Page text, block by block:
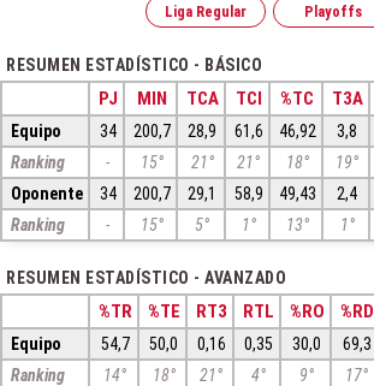
Liga Regular Playoffs
RESUMEN ESTADÍSTICO - BÁSICO
PJ MIN TCA TCI %TC T3A
Equipo 34 200,7 28,9 61,6 46,92 3,8
Ranking
- 15° 21° 21° 18° 19°
Oponente
34 200,7 29,1 58,9 49,43 2,4
Ranking
- 15° 5° 1° 13° 1°
RESUMEN ESTADÍSTICO - AVANZADO
%TR %TE RT3 RTL %RO %RD
Equipo 54,7 50,0 0,16 0,35 30,0 69,3
Ranking
14° 18° 21° 4° 9° 17°